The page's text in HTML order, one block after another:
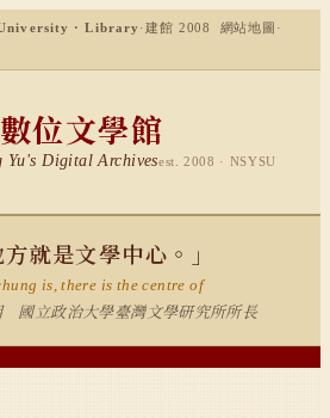
· Library ·建館 2008 網站地圖 ·
位文學館
Yu's Digital Archivesest. 2008 · NSYSU
就是文學中心。」
is, there is the centre of
國立政治大學臺灣文學研究所所長